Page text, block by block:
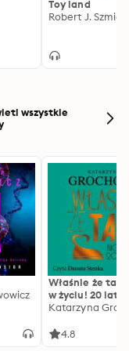
Toy land
Robert J. Szmidt
wszystkie
Właśnie że tak!
w życiu! 20 lat
Katarzyna
4.8